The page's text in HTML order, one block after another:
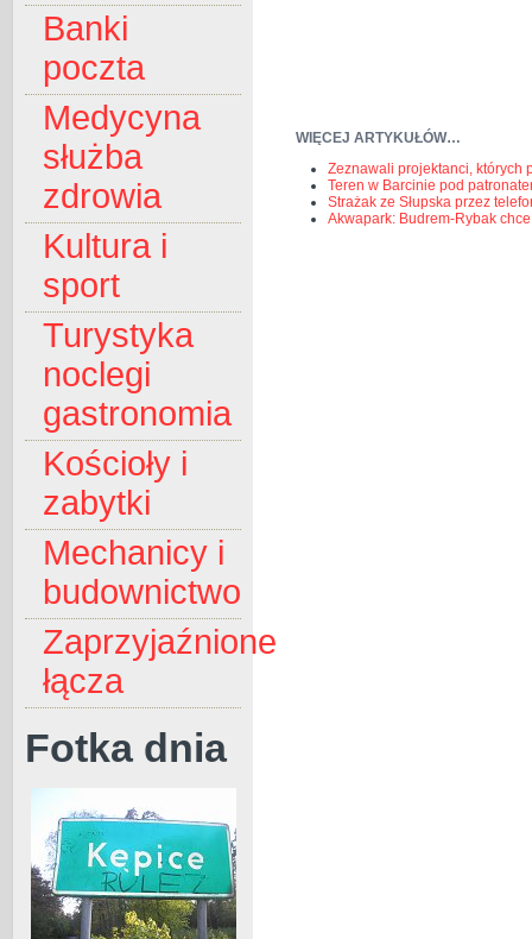
Banki
poczta
Medycyna
służba
zdrowia
Kultura i
sport
Turystyka
noclegi
gastronomia
Kościoły i
zabytki
Mechanicy i
budownictwo
Zaprzyjaźnione
łącza
Fotka dnia
WIĘCEJ ARTYKUŁÓW…
Zeznawali projektanci, których
Teren w Barcinie pod
Strażak ze Słupska przez
Akwapark: Budrem-Rybak